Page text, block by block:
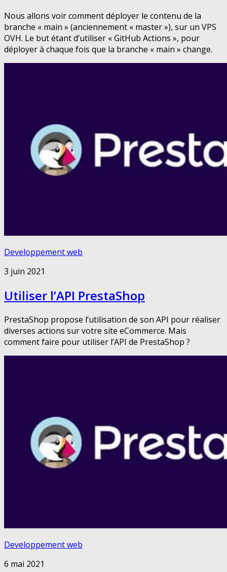
Nous allons voir comment déployer le contenu de la
branche « main » (anciennement « master »), sur un VPS
OVH. Le but étant d’utiliser « GitHub Actions », pour
déployer à chaque fois que la branche « main » change.
Developpement web
3 juin 2021
Utiliser l’API PrestaShop
PrestaShop propose l’utilisation de son API pour réaliser
diverses actions sur votre site eCommerce. Mais
comment faire pour utiliser l’API de PrestaShop ?
Developpement web
6 mai 2021